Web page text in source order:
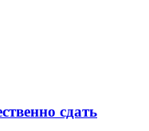
сдать